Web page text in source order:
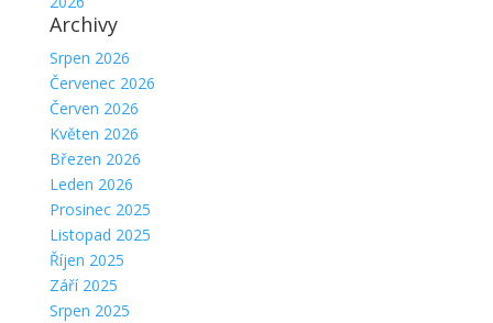
Archivy
Srpen 2026
Červenec 2026
Červen 2026
Květen 2026
Březen 2026
Leden 2026
Prosinec 2025
Listopad 2025
Říjen 2025
Září 2025
Srpen 2025